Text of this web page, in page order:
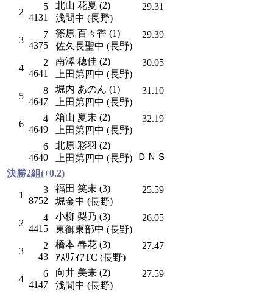
2
5
4131
北山 花夏 (2)
浅間中 (長野)
29.31
3
7
4375
篠原 百々香 (1)
佐久長聖中 (長野)
29.39
4
2
4641
南澤 穂佳 (2)
上田第四中 (長野)
30.05
5
8
4647
堀内 あのん (1)
上田第四中 (長野)
31.10
6
4
4649
箱山 夏未 (2)
上田第四中 (長野)
32.19
6
4640
北原 彩羽 (2)
上田第四中 (長野)
ＤＮＳ
決勝2組(+0.2)
1
3
8752
福田 笑未 (3)
堀金中 (長野)
25.59
2
4
4415
小柳 梨乃 (3)
東御東部中 (長野)
26.05
3
2
43
橋本 春花 (3)
ｱｽﾘﾃｨｱTC (長野)
27.47
4
6
4147
向井 美来 (2)
浅間中 (長野)
27.59